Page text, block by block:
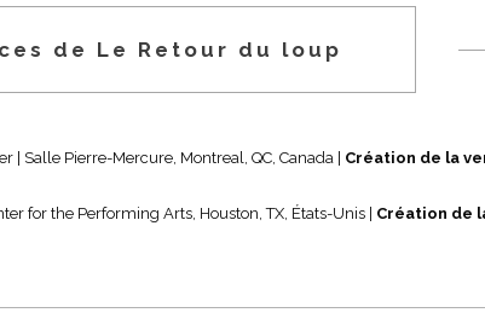
de Le Retour du loup
| Salle Pierre-Mercure, Montreal, QC, Canada | Création de la
for the Performing Arts, Houston, TX, États-Unis | Création de